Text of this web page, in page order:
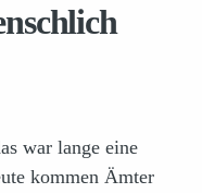
war lange eine
kommen Ämter